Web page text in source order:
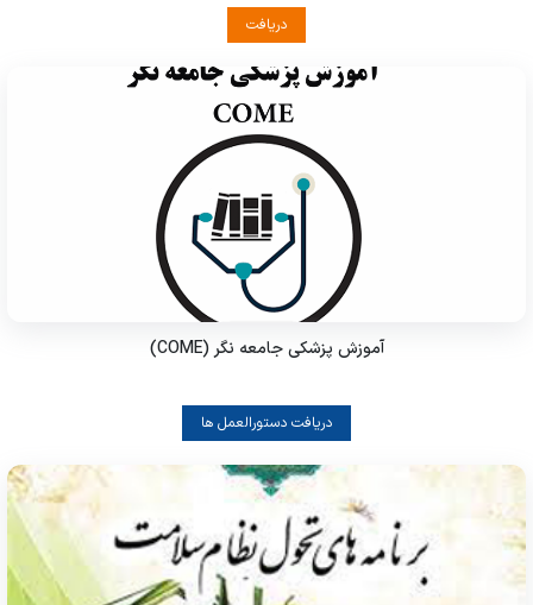
دریافت
آموزش پزشکی جامعه نگر (COME)
دریافت دستورالعمل ها